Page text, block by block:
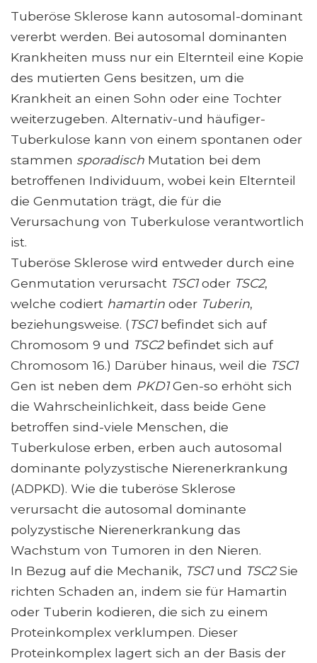
Tuberöse Sklerose kann autosomal-dominant
vererbt werden. Bei autosomal dominanten
Krankheiten muss nur ein Elternteil eine Kopie
des mutierten Gens besitzen, um die
Krankheit an einen Sohn oder eine Tochter
weiterzugeben. Alternativ-und häufiger-
Tuberkulose kann von einem spontanen oder
stammen sporadisch Mutation bei dem
betroffenen Individuum, wobei kein Elternteil
die Genmutation trägt, die für die
Verursachung von Tuberkulose verantwortlich
ist.
Tuberöse Sklerose wird entweder durch eine
Genmutation verursacht TSC1oder TSC2,
welche codiert hamartin oder Tuberin,
beziehungsweise. (TSC1befindet sich auf
Chromosom 9 und TSC2befindet sich auf
Chromosom 16.) Darüber hinaus, weil die TSC1
Gen ist neben dem PKD1Gen-so erhöht sich
die Wahrscheinlichkeit, dass beide Gene
betroffen sind-viele Menschen, die
Tuberkulose erben, erben auch autosomal
dominante polyzystische Nierenerkrankung
(ADPKD). Wie die tuberöse Sklerose
verursacht die autosomal dominante
polyzystische Nierenerkrankung das
Wachstum von Tumoren in den Nieren.
In Bezug auf die Mechanik, TSC1und TSC2Sie
richten Schaden an, indem sie für Hamartin
oder Tuberin kodieren, die sich zu einem
Proteinkomplex verklumpen. Dieser
Proteinkomplex lagert sich an der Basis der